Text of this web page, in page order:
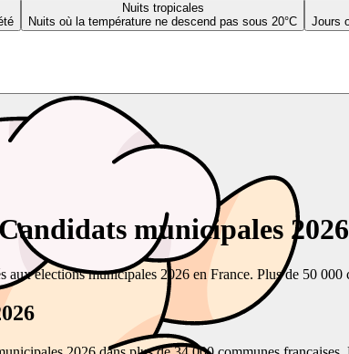
Nuits tropicales
Nuits où la température ne descend pas sous 20°C
Jours
municipales
aux élections municipales 2026 en France. Plus de 50